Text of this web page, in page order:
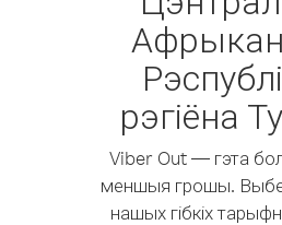
рэгіёна
Viber Out — гэта
меншыя грошы.
нашых гібкіх